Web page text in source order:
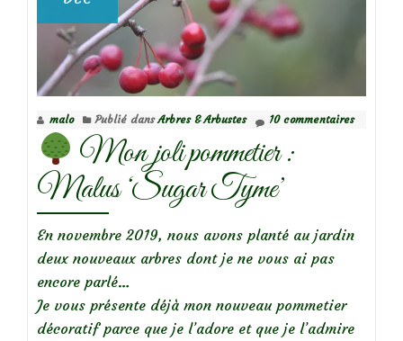
malo Publié dansArbres & Arbustes 10 commentaires
Mon joli pommetier :
Malus ‘Sugar Tyme’
En novembre 2019, nous avons planté au jardin
deux nouveaux arbres dont je ne vous ai pas
encore parlé…
Je vous présente déjà mon nouveau pommetier
décoratif parce que je l’adore et que je l’admire